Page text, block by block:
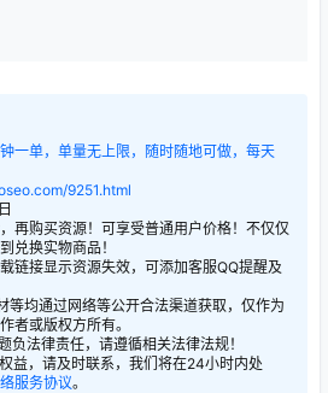
一单，单量无上限，随时随地可做，每天
9251.html
再购买资源！可享受普通用户价格！不仅仅
兑换实物商品！
链接显示资源失效，可添加客服QQ提醒及
等均通过网络等公开合法渠道获取，仅作为
者或版权方所有。
负法律责任，请遵循相关法律法规！
益，请及时联系，我们将在24小时内处
服务协议。